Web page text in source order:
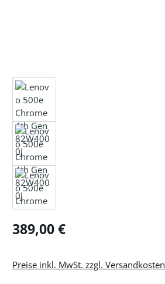
Regulärer Preis:
389,00 €
Preise inkl. MwSt. zzgl. Versandkosten